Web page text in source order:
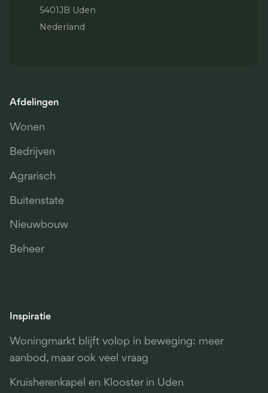
5401JB Uden
Nederland
Afdelingen
Wonen
Bedrijven
Agrarisch
Buitenstate
Nieuwbouw
Beheer
Inspiratie
Woningmarkt blijft volop in beweging: meer
aanbod, maar ook veel vraag
Kruisherenkapel en Klooster in Uden